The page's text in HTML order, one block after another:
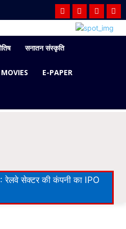
सनातन संस्कृति
E-PAPER
सेक्टर की कंपनी का IPO